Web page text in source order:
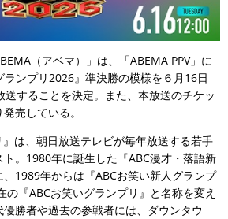
（アベマ）」は、「ABEMA PPV」に
ンプリ2026』準決勝の模様を６月16日
送することを決定。また、本放送のチケッ
売している。
』は、朝日放送テレビが毎年放送する若手
。1980年に誕生した『ABC漫才・落語新
1989年からは『ABCお笑い新人グランプ
の『ABCお笑いグランプリ』と名称を変え
勝者や過去の参戦者には、ダウンタウ